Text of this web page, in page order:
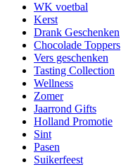
WK voetbal
Kerst
Drank Geschenken
Chocolade Toppers
Vers geschenken
Tasting Collection
Wellness
Zomer
Jaarrond Gifts
Holland Promotie
Sint
Pasen
Suikerfeest